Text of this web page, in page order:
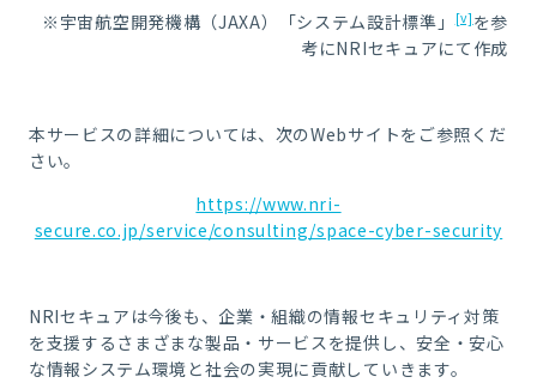
※宇宙航空開発機構（JAXA）「システム設計標準」[v]を参
考にNRIセキュアにて作成
本サービスの詳細については、次のWebサイトをご参照くだ
さい。
https://www.nri-
secure.co.jp/service/consulting/space-cyber-security
NRIセキュアは今後も、企業・組織の情報セキュリティ対策
を支援するさまざまな製品・サービスを提供し、安全・安心
な情報システム環境と社会の実現に貢献していきます。